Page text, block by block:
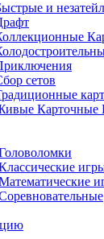
и
сетов
Карточные